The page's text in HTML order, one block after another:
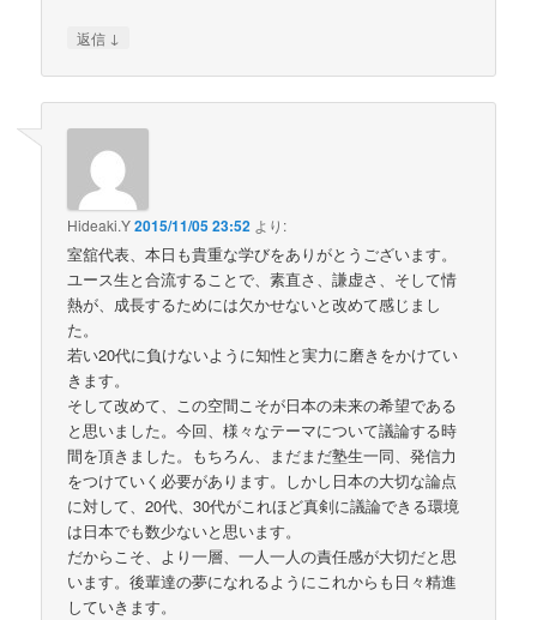
返信 ↓
Hideaki.Y2015/11/05 23:52 より:
室舘代表、本日も貴重な学びをありがとうございます。
ユース生と合流することで、素直さ、謙虚さ、そして情
熱が、成長するためには欠かせないと改めて感じまし
た。
若い20代に負けないように知性と実力に磨きをかけてい
きます。
そして改めて、この空間こそが日本の未来の希望である
と思いました。今回、様々なテーマについて議論する時
間を頂きました。もちろん、まだまだ塾生一同、発信力
をつけていく必要があります。しかし日本の大切な論点
に対して、20代、30代がこれほど真剣に議論できる環境
は日本でも数少ないと思います。
だからこそ、より一層、一人一人の責任感が大切だと思
います。後輩達の夢になれるようにこれからも日々精進
していきます。